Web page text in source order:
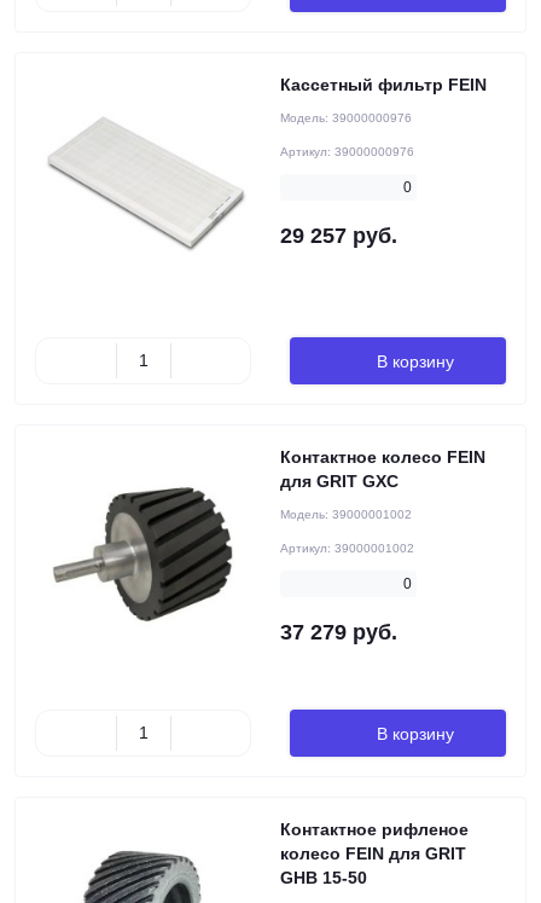
Кассетный фильтр FEIN
Модель: 39000000976
Артикул: 39000000976
0
29 257 руб.
В корзину
Контактное колесо FEIN
для GRIT GXC
Модель: 39000001002
Артикул: 39000001002
0
37 279 руб.
В корзину
Контактное рифленое
колесо FEIN для GRIT
GHB 15-50